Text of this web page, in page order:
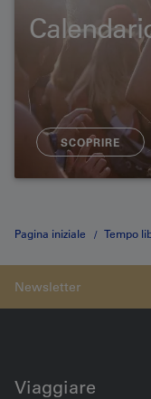
SCOPRIRE
Pagina iniziale Tempo
Viaggiare